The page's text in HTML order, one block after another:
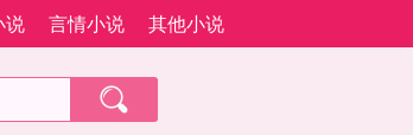
说 言情小说 其他小说